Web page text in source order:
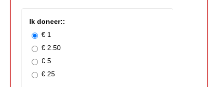
Ik doneer::
€ 1
€ 2.50
€ 5
€ 25